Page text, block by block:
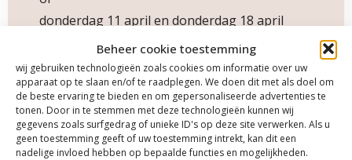
Beheer cookie toestemming
wij gebruiken technologieën zoals cookies om informatie over uw
apparaat op te slaan en/of te raadplegen. We doen dit met als doel om
de beste ervaring te bieden en om gepersonaliseerde advertenties te
tonen. Door in te stemmen met deze technologieën kunnen wij
gegevens zoals surfgedrag of unieke ID's op deze site verwerken. Als u
geen toestemming geeft of uw toestemming intrekt, kan dit een
nadelige invloed hebben op bepaalde functies en mogelijkheden.
donderdag 11 april en donderdag 18 april
9.30-16.00 uur.
of
maandag 17 juni en maandag 24 juni 9.30-
16.00 uur.